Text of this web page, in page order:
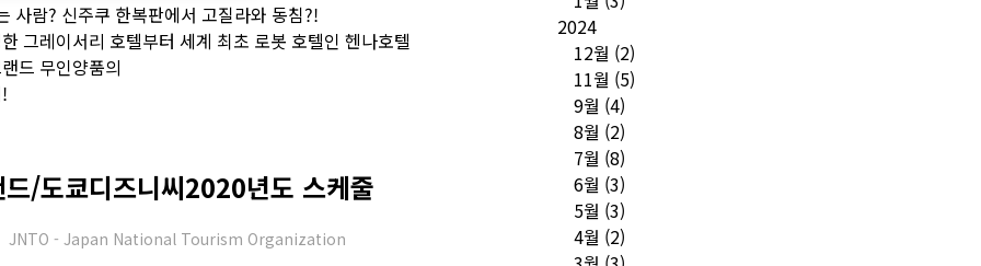
사람? 신주쿠 한복판에서 고질라와 동침?!
그레이서리 호텔부터 세계 최초 로봇 호텔인 헨나호텔
드 무인양품의
/도쿄디즈니씨2020년도 스케줄
JNTO - Japan National Tourism Organization
2024
12월 (2)
11월 (5)
9월 (4)
8월 (2)
7월 (8)
6월 (3)
5월 (3)
4월 (2)